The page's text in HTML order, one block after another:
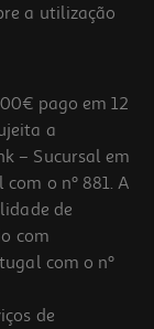
a utilização
pago em 12
a
– Sucursal em
o nº 881. A
de
com
com o nº
de